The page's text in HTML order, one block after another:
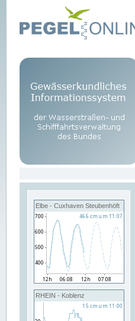
Elbe - Cuxhaven Steubenhöft
RHEIN - Koblenz